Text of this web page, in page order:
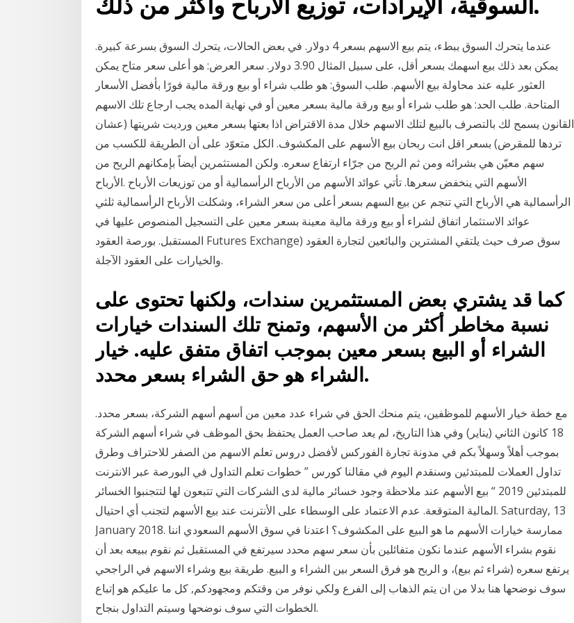
عندما يتحرك السوق ببطء، يتم بيع الاسهم بسعر 4 دولار. في بعض الحالات، يتحرك السوق بسرعة كبيرة.
يمكن بعد ذلك بيع اسهمك بسعر أقل، على سبيل المثال 3.90 دولار. سعر العرض: هو أعلى سعر متاح يمكن
العثور عليه عند محاولة بيع الأسهم. طلب السوق: هو طلب شراء أو بيع ورقة مالية فورًا بأفضل الأسعار
المتاحة. طلب الحد: هو طلب شراء أو بيع ورقة مالية بسعر معين أو في نهاية المده يجب ارجاع تلك الاسهم
القانون يسمح لك بالتصرف بالبيع لتلك الاسهم خلال مدة الاقتراض اذا بعتها بسعر معين ورديت شريتها (عشان
تردها للمقرض) بسعر اقل انت ربحان بيع الأسهم على المكشوف. الكل متعوّد على أن الطريقة للكسب من
سهم معيّن هي بشرائه ومن ثم الربح من جرّاء ارتفاع سعره. ولكن المستثمرين أيضاً بإمكانهم الربح من
الأسهم التي ينخفض سعرها. تأتي عوائد الأسهم من الأرباح الرأسمالية أو من توزيعات الأرباح .الأرباح
الرأسمالية هي الأرباح التي تنجم عن بيع السهم بسعر أعلى من سعر الشراء، وشكلت الأرباح الرأسمالية ثلثي
عوائد الاستثمار اتفاق لشراء أو بيع ورقة مالية معينة بسعر معين على التسجيل المنصوص عليها في
المستقبل. بورصة العقود Futures Exchange) سوق صرف حيث يلتقي المشترين والبائعين لتجارة العقود
والخيارات على العقود الآجلة.
كما قد يشتري بعض المستثمرين سندات، ولكنها تحتوى على
نسبة مخاطر أكثر من الأسهم، وتمنح تلك السندات خيارات
الشراء أو البيع بسعر معين بموجب اتفاق متفق عليه. خيار
الشراء هو حق الشراء بسعر محدد.
مع خطة خيار الأسهم للموظفين، يتم منحك الحق في شراء عدد معين من أسهم أسهم الشركة، بسعر محدد.
18 كانون الثاني (يناير) وفي هذا التاريخ، لم يعد صاحب العمل يحتفظ بحق الموظف في شراء أسهم الشركة
بموجب أهلاً وسهلاً بكم في مدونة تجارة الفوركس لأفضل دروس تعلم الاسهم من الصفر للاحتراف وطرق
تداول العملات للمبتدئين وسنقدم اليوم في مقالنا كورس ” خطوات تعلم التداول في البورصة عبر الانترنت
للمبتدئين 2019 “ بيع الأسهم عند ملاحظة وجود خسائر مالية لدى الشركات التي تتبعون لها لتتجنبوا الخسائر
المالية المتوقعة. عدم الاعتماد على الوسطاء على الأنترنت عند بيع الأسهم لتجنب أي احتيال. Saturday, 13
January 2018. ممارسة خيارات الأسهم ما هو البيع على المكشوف؟ اعتدنا في سوق الأسهم السعودي اننا
نقوم بشراء الأسهم عندما نكون متفائلين بأن سعر سهم محدد سيرتفع في المستقبل ثم نقوم ببيعه بعد أن
يرتفع سعره (شراء ثم بيع)، و الربح هو فرق السعر بين الشراء و البيع. طريقة بيع وشراء الاسهم في الراجحي
سوف نوضحها هنا بدلا من ان يتم الذهاب إلى الفرع ولكي نوفر من وقتكم ومجهودكم, كل ما عليكم هو إتباع
الخطوات التي سوف نوضحها وسيتم التداول بنجاح.